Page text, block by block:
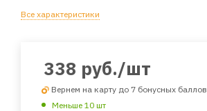
Все характеристики
338 руб./шт
Вернем на карту до 7 бонусных баллов
Меньше 10 шт